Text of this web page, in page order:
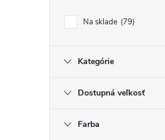
Na sklade 79
Kategórie
Dostupná veľkosť
Farba